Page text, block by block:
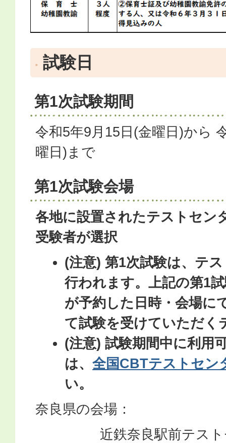
試験日
第1次試験期間
令和5年9月15日(金曜日)から
曜日)まで
第1次試験会場
各地に設置されたテストセン
受験者が選択
(注意) 第1次試験は、テ
行われます。上記の第1
が予約した日時・会場に
て試験を受けていただく
(注意) 試験期間中に利用
は、全国CBTテストセン
い。
奈良県の会場：
近鉄奈良駅前テストセ